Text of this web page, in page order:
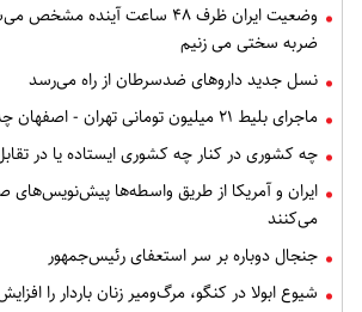
وضعیت ایران ظرف ۴۸ ساعت آینده
ضربه سختی می زنیم
نسل جدید داروهای ضدسرطان از راه می‌رسد
ماجرای بلیط ۲۱ میلیون تومانی تهران - اصفهان چه بود؟
چه کشوری در کنار چه کشوری ایستاده یا در
ایران و آمریکا از طریق واسطه‌ها پیش‌نویس‌های
می‌کنند
جنجال دوباره بر سر استعفای رئیس‌جمهور
شیوع ابولا در کنگو، مرگ‌ومیر زنان باردار را